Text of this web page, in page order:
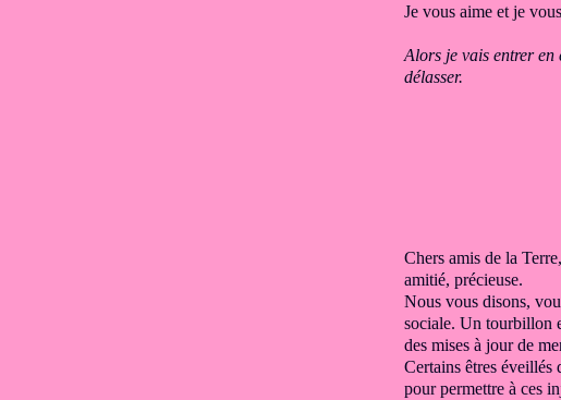
Je vous aime et je
Alors je vais entrer
délasser.
Chers amis de la Terre,
amitié, précieuse.
Nous vous disons,
sociale. Un tourbillon
des mises à jourde
Certains êtres éveillés
pour permettre à ces